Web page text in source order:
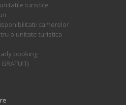
turistice
camerelor
o unitate turistica
booking